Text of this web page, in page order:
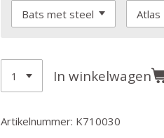
In winkelwagen
Artikelnummer: K710030